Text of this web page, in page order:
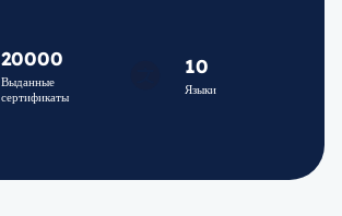
20000
Выданные
сертификаты
10
Языки